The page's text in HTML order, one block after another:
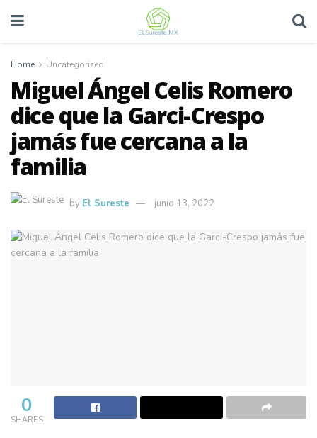
Home Uncategorized
Miguel Ángel Celis Romero
dice que la Garci-Crespo
jamás fue cercana a la
familia
by El Sureste junio 13, 2022
0
SHARES